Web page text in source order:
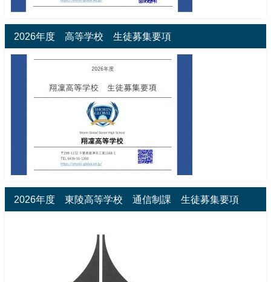
2026年度 高等学校 生徒募集要項
2026年度 東陵高等学校 通信制課 生徒募集要項